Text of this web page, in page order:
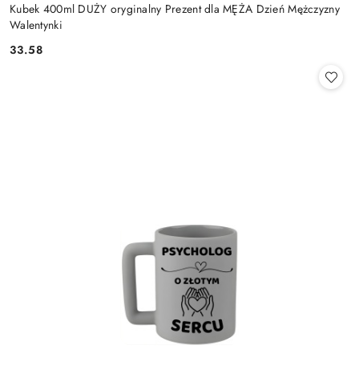
Kubek 400ml DUŻY oryginalny Prezent dla MĘŻA Dzień Mężczyzny
Walentynki
Cena:
33.58